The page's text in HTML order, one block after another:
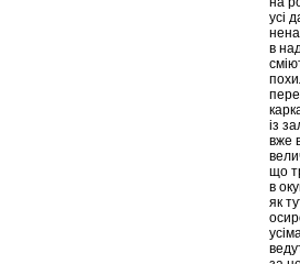
усі
в
із
вже
що
в
як